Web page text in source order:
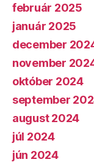
február 2025
január 2025
december
november
október 2024
september
august 2024
júl 2024
jún 2024